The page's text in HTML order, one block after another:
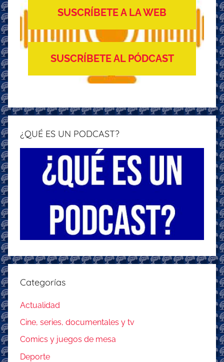
SUSCRÍBETE A LA WEB
SUSCRÍBETE AL PÓDCAST
¿QUÉ ES UN PODCAST?
Categorías
Actualidad
Cine, series, documentales y tv
Comics y juegos de mesa
Deporte